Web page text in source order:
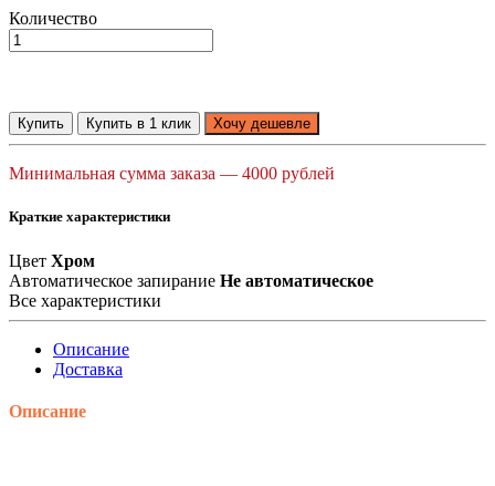
Количество
Купить Купить в 1 клик Хочу дешевле
Минимальная сумма заказа — 4000 рублей
Краткие характеристики
Цвет Хром
Автоматическое запирание Не автоматическое
Все характеристики
Описание
Доставка
Описание